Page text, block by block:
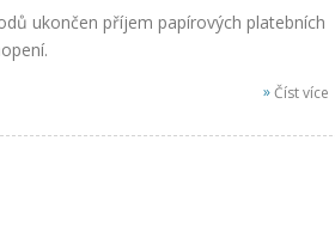
ukončen příjem papírových platebních
»Číst více